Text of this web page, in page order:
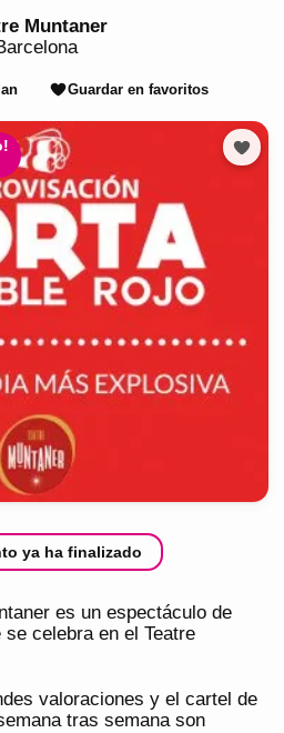
Muntaner
Guardar en favoritos
ya ha finalizado
es un espectáculo de
celebra en el Teatre
valoraciones y el cartel de
tras semana son